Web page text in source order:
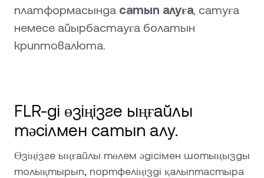
платформасында сатып алуға, сатуға
немесе айырбастауға болатын
криптовалюта.
FLR-ді өзіңізге ыңғайлы
тәсілмен сатып алу.
Өзіңізге ыңғайлы төлем әдісімен шотыңызды
толықтырып, портфеліңізді қалыптастыра